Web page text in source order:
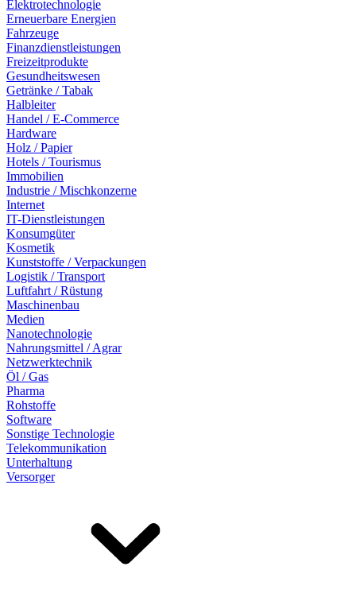
Elektrotechnologie
Erneuerbare Energien
Fahrzeuge
Finanzdienstleistungen
Freizeitprodukte
Gesundheitswesen
Getränke / Tabak
Halbleiter
Handel / E-Commerce
Hardware
Holz / Papier
Hotels / Tourismus
Immobilien
Industrie / Mischkonzerne
Internet
IT-Dienstleistungen
Konsumgüter
Kosmetik
Kunststoffe / Verpackungen
Logistik / Transport
Luftfahrt / Rüstung
Maschinenbau
Medien
Nanotechnologie
Nahrungsmittel / Agrar
Netzwerktechnik
Öl / Gas
Pharma
Rohstoffe
Software
Sonstige Technologie
Telekommunikation
Unterhaltung
Versorger